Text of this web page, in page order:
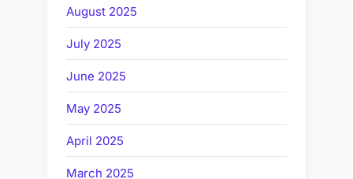
August 2025
July 2025
June 2025
May 2025
April 2025
March 2025